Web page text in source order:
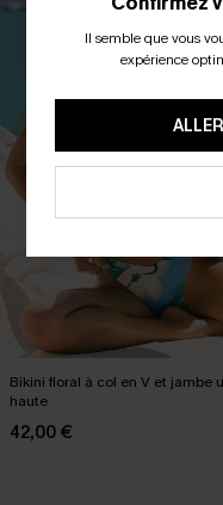
Bikini floral à col en V et jambe
haute
42,00 €
Il semble que vous
expérience